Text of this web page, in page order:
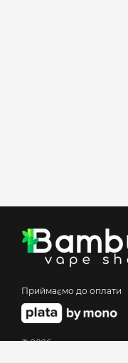
Приймаємо до оплати
© 2026